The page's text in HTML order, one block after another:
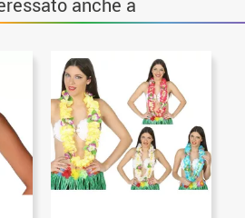
anche a